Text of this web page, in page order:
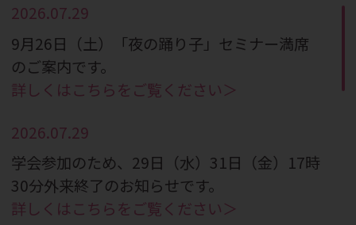
2026.07.29
9月26日（土）「夜の踊り子」セミナー満席
のご案内です。
詳しくはこちらをご覧ください＞
2026.07.29
学会参加のため、29日（水）31日（金）17時
30分外来終了のお知らせです。
詳しくはこちらをご覧ください＞